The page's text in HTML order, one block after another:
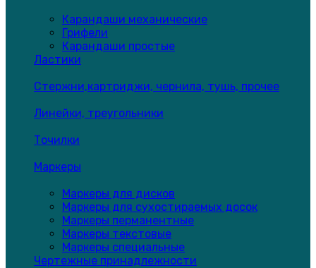
Карандаши механические
Грифели
Карандаши простые
Ластики
Стержни,картриджи, чернила, тушь, прочее
Линейки, треугольники
Точилки
Маркеры
Маркеры для дисков
Маркеры для сухостираемых досок
Маркеры перманентные
Маркеры текстовые
Маркеры специальные
Чертежные принадлежности